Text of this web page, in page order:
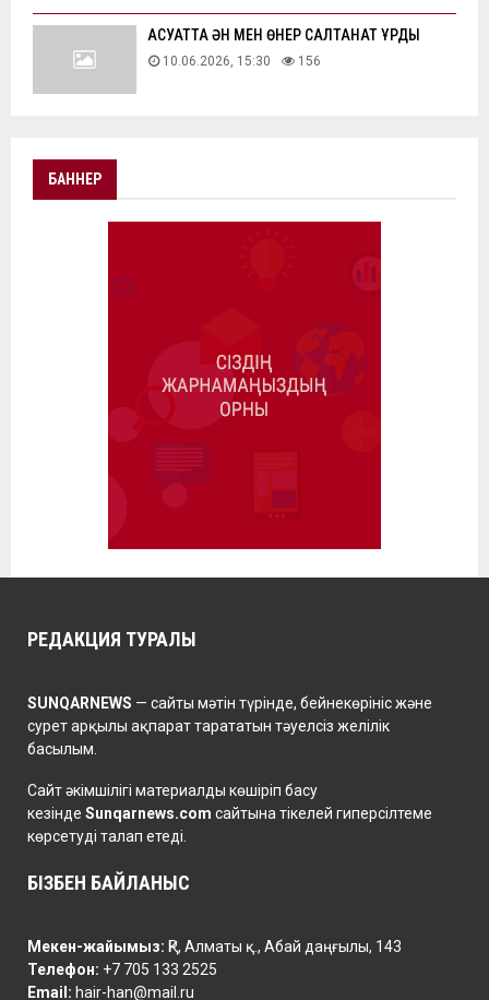
АҚСУАТТА ӘН МЕН ӨНЕР САЛТАНАТ ҚҰРДЫ
10.06.2026, 15:30 156
БАННЕР
РЕДАКЦИЯ ТУРАЛЫ
SUNQARNEWS — сайты мәтін түрінде, бейнекөрініс және
сурет арқылы ақпарат тарататын тәуелсіз желілік
басылым.
Сайт әкімшілігі материалды көшіріп басу
кезінде Sunqarnews.com сайтына тікелей гиперсілтеме
көрсетуді талап етеді.
БІЗБЕН БАЙЛАНЫС
Мекен-жайымыз: ҚР, Алматы қ., Абай даңғылы, 143
Телефон: +7 705 133 2525
Email: hair-han@mail.ru